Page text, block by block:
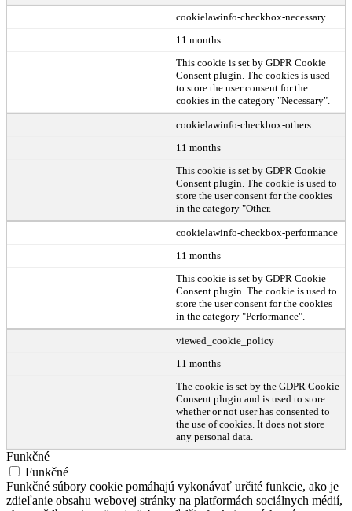
cookielawinfo-checkbox-necessary
11 months
This cookie is set by GDPR Cookie
Consent plugin. The cookies is used
to store the user consent for the
cookies in the category "Necessary".
cookielawinfo-checkbox-others
11 months
This cookie is set by GDPR Cookie
Consent plugin. The cookie is used to
store the user consent for the cookies
in the category "Other.
cookielawinfo-checkbox-performance
11 months
This cookie is set by GDPR Cookie
Consent plugin. The cookie is used to
store the user consent for the cookies
in the category "Performance".
viewed_cookie_policy
11 months
The cookie is set by the GDPR Cookie
Consent plugin and is used to store
whether or not user has consented to
the use of cookies. It does not store
any personal data.
Funkčné
Funkčné
Funkčné súbory cookie pomáhajú vykonávať určité funkcie, ako je
zdieľanie obsahu webovej stránky na platformách sociálnych médií,